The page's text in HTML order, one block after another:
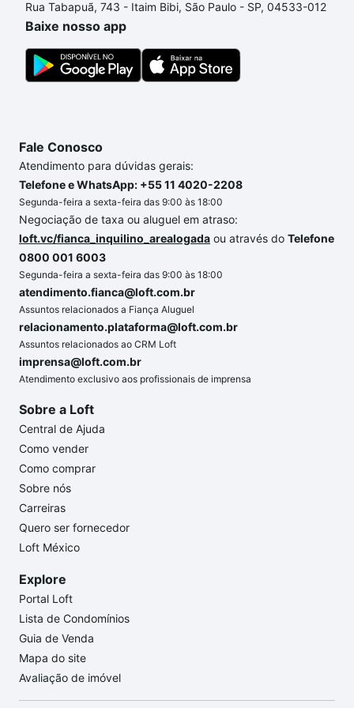
comprar um apartamento e conte com a gente para
comprar o imóvel dos seus sonhos com segurança e
conforto. Loft, com você até as chaves.
Rua Tabapuã, 743 - Itaim Bibi, São Paulo - SP, 04533-012
Baixe nosso app
Fale Conosco
Atendimento para dúvidas gerais:
Telefone e WhatsApp: +55 11 4020-2208
Segunda-feira a sexta-feira das 9:00 às 18:00
Negociação de taxa ou aluguel em atraso:
loft.vc/fianca_inquilino_arealogada ou através do Telefone
0800 001 6003
Segunda-feira a sexta-feira das 9:00 às 18:00
atendimento.fianca@loft.com.br
Assuntos relacionados a Fiança Aluguel
relacionamento.plataforma@loft.com.br
Assuntos relacionados ao CRM Loft
imprensa@loft.com.br
Atendimento exclusivo aos profissionais de imprensa
Sobre a Loft
Central de Ajuda
Como vender
Como comprar
Sobre nós
Carreiras
Quero ser fornecedor
Loft México
Explore
Portal Loft
Lista de Condomínios
Guia de Venda
Mapa do site
Avaliação de imóvel